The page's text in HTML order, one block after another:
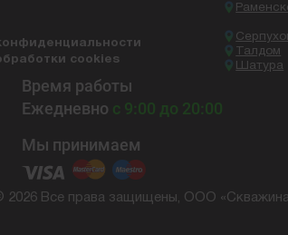
cookies
Время работы
Ежедневно с 9:00 до 20:00
Мы принимаем
Талдом
Шатура
2026 Все права защищены, ООО